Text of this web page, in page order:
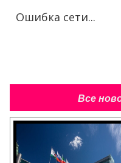
Ошибка сети...
Все